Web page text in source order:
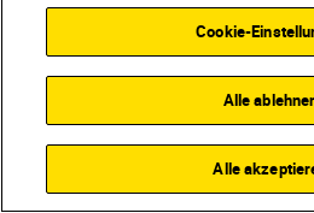
Fotografiert zu
die ihr kennt – wie
Wohnungen von
und Restaurants in
oder eine Kirche. So
Portfolio auf und
Cookie-
Alle
Alle